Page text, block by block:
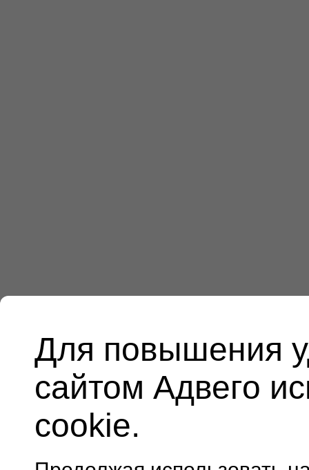
Для повышения
сайтом Адвего
cookie.